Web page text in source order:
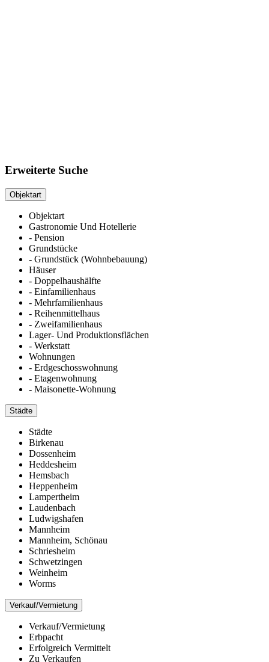
Erweiterte Suche
Objektart
Objektart
Gastronomie Und Hotellerie
- Pension
Grundstücke
- Grundstück (Wohnbebauung)
Häuser
- Doppelhaushälfte
- Einfamilienhaus
- Mehrfamilienhaus
- Reihenmittelhaus
- Zweifamilienhaus
Lager- Und Produktionsflächen
- Werkstatt
Wohnungen
- Erdgeschosswohnung
- Etagenwohnung
- Maisonette-Wohnung
Städte
Städte
Birkenau
Dossenheim
Heddesheim
Hemsbach
Heppenheim
Lampertheim
Laudenbach
Ludwigshafen
Mannheim
Mannheim, Schönau
Schriesheim
Schwetzingen
Weinheim
Worms
Verkauf/Vermietung
Verkauf/Vermietung
Erbpacht
Erfolgreich Vermittelt
Zu Verkaufen